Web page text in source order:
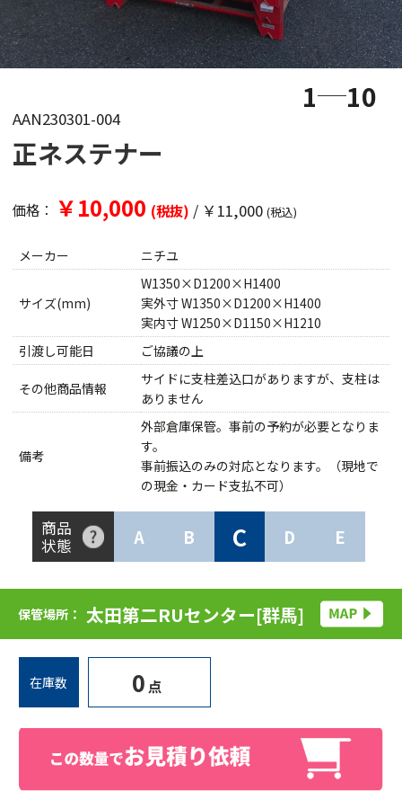
1 10
AAN230301-004
正ネステナー
価格： ￥10,000 (税抜) / ￥11,000 (税込)
メーカー ニチユ
サイズ(mm)
W1350×D1200×H1400
実外寸 W1350×D1200×H1400
実内寸 W1250×D1150×H1210
引渡し可能日
ご協議の上
その他商品情報
サイドに支柱差込口がありますが、支柱は
ありません
備考
外部倉庫保管。事前の予約が必要となりま
す。
事前振込のみの対応となります。（現地で
の現金・カード支払不可）
商品
状態
A B C D E
保管場所： 太田第二RUセンター[群馬]
在庫数 0 点